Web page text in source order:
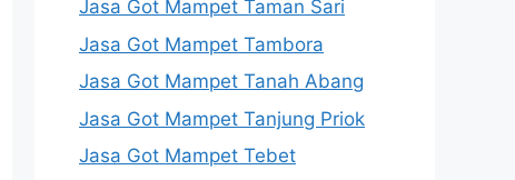
Jasa Got Mampet Taman Sari
Jasa Got Mampet Tambora
Jasa Got Mampet Tanah Abang
Jasa Got Mampet Tanjung Priok
Jasa Got Mampet Tebet